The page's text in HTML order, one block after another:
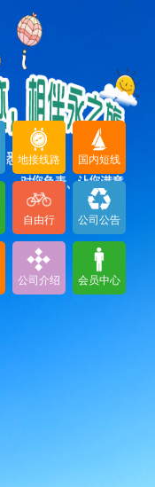
地接线路 国内短线
自由行 公司公告
公司介绍 会员中心